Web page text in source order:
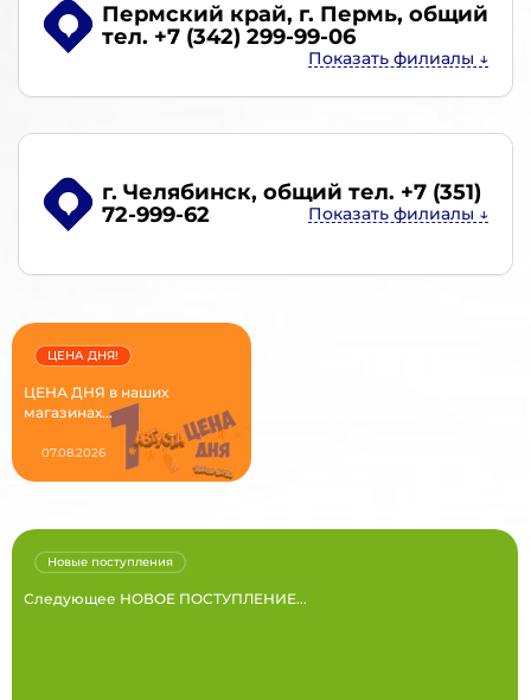
Пермский край, г. Пермь, общий
тел. +7 (342) 299-99-06
г. Челябинск, общий тел. +7 (351)
72-999-62
ЦЕНА ДНЯ в наших
магазинах...
ЦЕНА ДНЯ!
07.08.2026
Следующее НОВОЕ ПОСТУПЛЕНИЕ...
Новые поступления